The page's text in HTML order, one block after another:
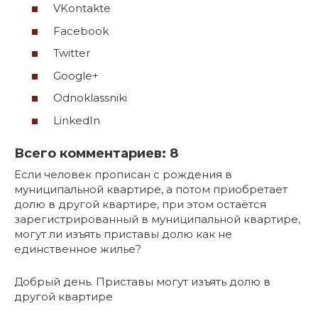
VKontakte
Facebook
Twitter
Google+
Odnoklassniki
LinkedIn
Всего комментариев: 8
Если человек прописан с рождения в
муниципальной квартире, а потом приобретает
долю в другой квартире, при этом остаётся
зарегистрированный в муниципальной квартире,
могут ли изъять приставы долю как не
единственное жилье?
Добрый день. Приставы могут изъять долю в
другой квартире